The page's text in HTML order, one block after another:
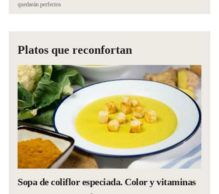
quedarán perfectos
Platos que reconfortan
Sopa de coliflor especiada. Color y vitaminas